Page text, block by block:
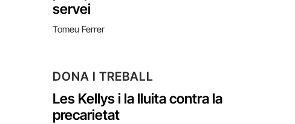
servei
Tomeu Ferrer
DONA I TREBALL
Les Kellys i la lluita contra la
precarietat